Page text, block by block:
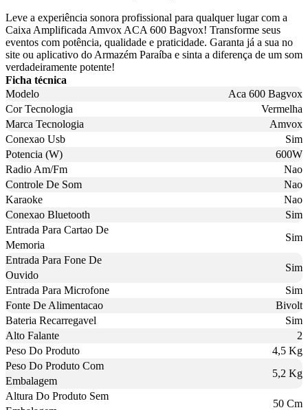
Leve a experiência sonora profissional para qualquer lugar com a
Caixa Amplificada Amvox ACA 600 Bagvox! Transforme seus
eventos com potência, qualidade e praticidade. Garanta já a sua no
site ou aplicativo do Armazém Paraíba e sinta a diferença de um som
verdadeiramente potente!
Ficha técnica
Modelo
Aca 600 Bagvox
Cor Tecnologia
Vermelha
Marca Tecnologia
Amvox
Conexao Usb
Sim
Potencia (W)
600W
Radio Am/Fm
Nao
Controle De Som
Nao
Karaoke
Nao
Conexao Bluetooth
Sim
Entrada Para Cartao De
Memoria
Sim
Entrada Para Fone De
Ouvido
Sim
Entrada Para Microfone
Sim
Fonte De Alimentacao
Bivolt
Bateria Recarregavel
Sim
Alto Falante
2
Peso Do Produto
4,5 Kg
Peso Do Produto Com
Embalagem
5,2 Kg
Altura Do Produto Sem
50 Cm